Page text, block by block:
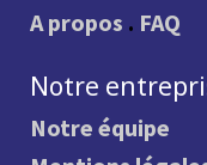
A propos . FAQ
Notre
Notre équipe